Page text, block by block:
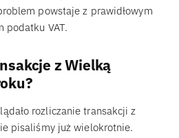
powstaje z prawidłowym
podatku VAT.
z Wielką
rozliczanie transakcji z
pisaliśmy już wielokrotnie.